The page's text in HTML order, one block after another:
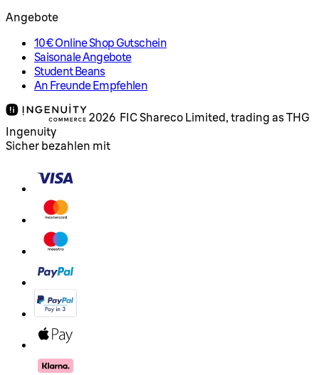
Angebote
10€ Online Shop Gutschein
Saisonale Angebote
Student Beans
An Freunde Empfehlen
2026 FIC Shareco Limited, trading as THG
Ingenuity
Sicher bezahlen mit